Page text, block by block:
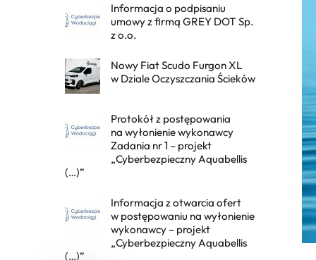
Informacja o podpisaniu
umowy z firmą GREY DOT Sp.
z o.o.
Nowy Fiat Scudo Furgon XL
w Dziale Oczyszczania Ścieków
Protokół z postępowania
na wyłonienie wykonawcy
Zadania nr 1 – projekt
„Cyberbezpieczny Aquabellis
(…)”
Informacja z otwarcia ofert
w postępowaniu na wyłonienie
wykonawcy – projekt
„Cyberbezpieczny Aquabellis
(…)”